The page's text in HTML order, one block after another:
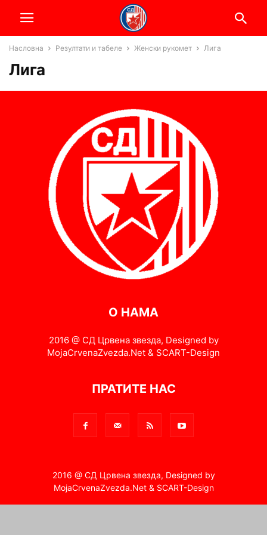
Насловна Резултати и табеле Женски рукомет Лига
Лига
О НАМА
2016 @ СД Црвена звезда, Designed by
MojaCrvenaZvezda.Net & SCART-Design
ПРАТИТЕ НАС
2016 @ СД Црвена звезда, Designed by
MojaCrvenaZvezda.Net & SCART-Design